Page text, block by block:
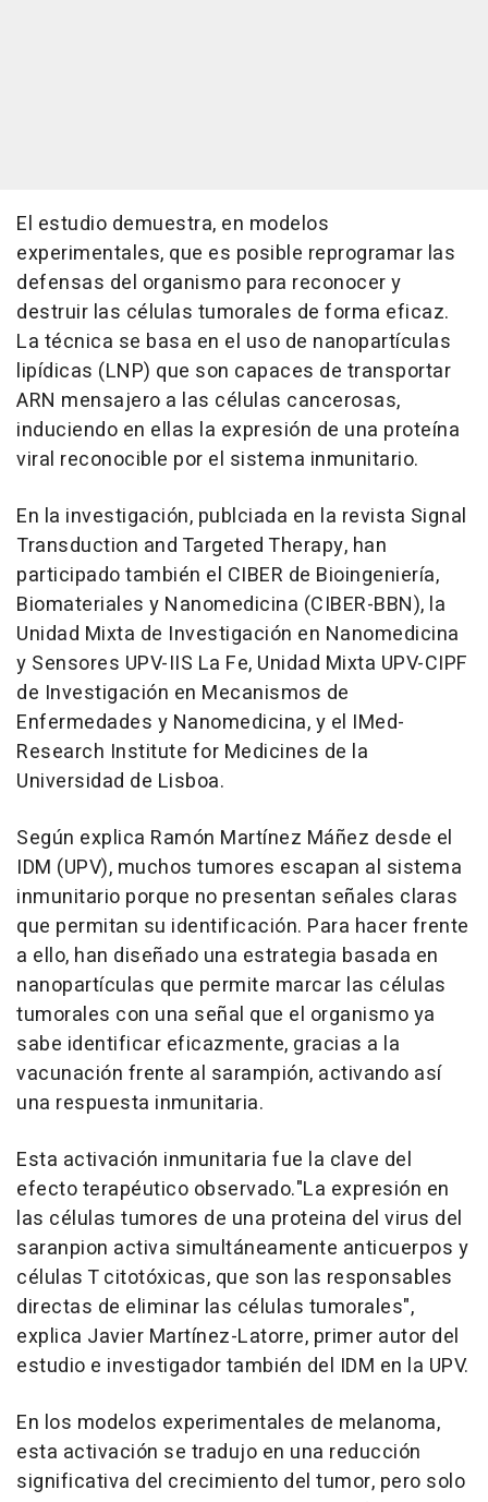
El estudio demuestra, en modelos
experimentales, que es posible reprogramar las
defensas del organismo para reconocer y
destruir las células tumorales de forma eficaz.
La técnica se basa en el uso de nanopartículas
lipídicas (LNP) que son capaces de transportar
ARN mensajero a las células cancerosas,
induciendo en ellas la expresión de una proteína
viral reconocible por el sistema inmunitario.
En la investigación, publciada en la revista Signal
Transduction and Targeted Therapy, han
participado también el CIBER de Bioingeniería,
Biomateriales y Nanomedicina (CIBER-BBN), la
Unidad Mixta de Investigación en Nanomedicina
y Sensores UPV-IIS La Fe, Unidad Mixta UPV-CIPF
de Investigación en Mecanismos de
Enfermedades y Nanomedicina, y el IMed-
Research Institute for Medicines de la
Universidad de Lisboa.
Según explica Ramón Martínez Máñez desde el
IDM (UPV), muchos tumores escapan al sistema
inmunitario porque no presentan señales claras
que permitan su identificación. Para hacer frente
a ello, han diseñado una estrategia basada en
nanopartículas que permite marcar las células
tumorales con una señal que el organismo ya
sabe identificar eficazmente, gracias a la
vacunación frente al sarampión, activando así
una respuesta inmunitaria.
Esta activación inmunitaria fue la clave del
efecto terapéutico observado."La expresión en
las células tumores de una proteina del virus del
saranpion activa simultáneamente anticuerpos y
células T citotóxicas, que son las responsables
directas de eliminar las células tumorales",
explica Javier Martínez-Latorre, primer autor del
estudio e investigador también del IDM en la UPV.
En los modelos experimentales de melanoma,
esta activación se tradujo en una reducción
significativa del crecimiento del tumor, pero solo